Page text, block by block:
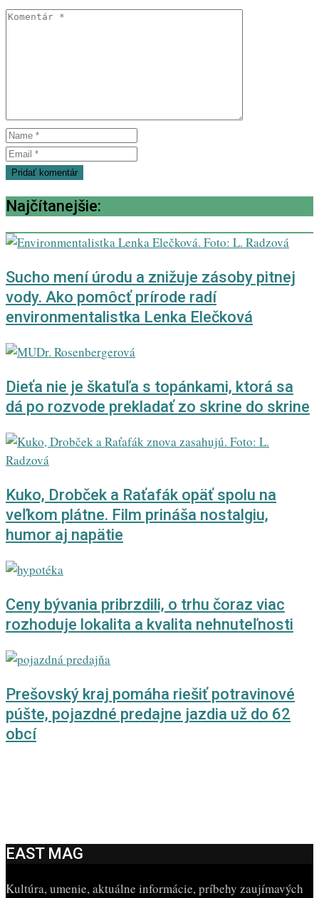
Najčítanejšie:
Sucho mení úrodu a znižuje zásoby pitnej
vody. Ako pomôcť prírode radí
environmentalistka Lenka Elečková
Dieťa nie je škatuľa s topánkami, ktorá sa
dá po rozvode prekladať zo skrine do skrine
Kuko, Drobček a Raťafák opäť spolu na
veľkom plátne. Film prináša nostalgiu,
humor aj napätie
Ceny bývania pribrzdili, o trhu čoraz viac
rozhoduje lokalita a kvalita nehnuteľnosti
Prešovský kraj pomáha riešiť potravinové
púšte, pojazdné predajne jazdia už do 62
obcí
EAST MAG
Kultúra, umenie, aktuálne informácie, príbehy zaujímavých